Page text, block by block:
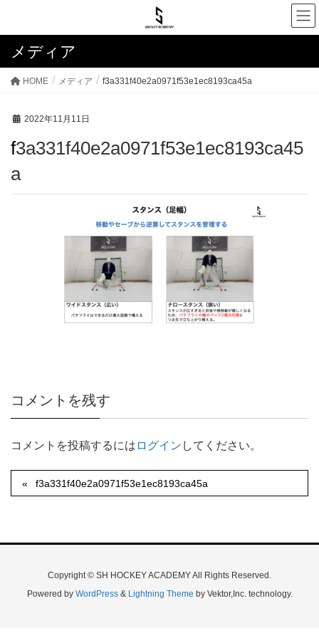
メディア
HOME メディア f3a331f40e2a0971f53e1ec8193ca45a
2022年11月11日
f3a331f40e2a0971f53e1ec8193ca45
a
コメントを残す
コメントを投稿するには ログイン してください。
f3a331f40e2a0971f53e1ec8193ca45a
Copyright © SH HOCKEY ACADEMY All Rights Reserved.
Powered by WordPress& Lightning Theme by Vektor,Inc. technology.